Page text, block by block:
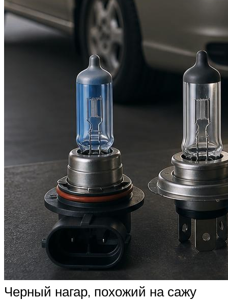
Черный нагар, похожий на сажу